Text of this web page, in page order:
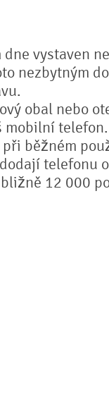
vystaven
nezbytným
obal nebo
běžném
telefonu
12 000